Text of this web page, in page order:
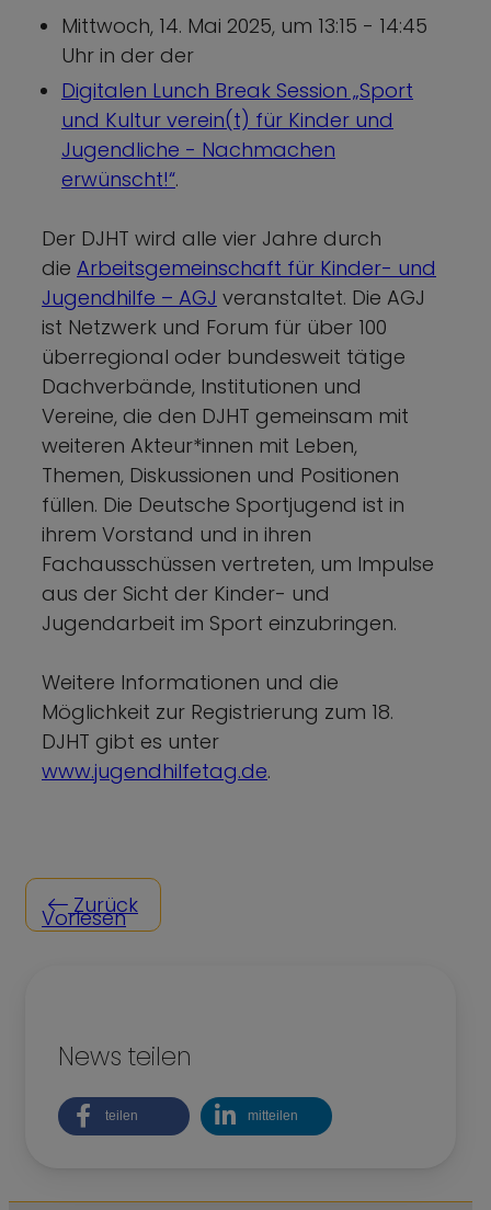
Mittwoch, 14. Mai 2025, um 13:15 - 14:45
Uhr in der der
Digitalen Lunch Break Session „Sport
und Kultur verein(t) für Kinder und
Jugendliche - Nachmachen
erwünscht!“.
Der DJHT wird alle vier Jahre durch
die Arbeitsgemeinschaft für Kinder- und
Jugendhilfe – AGJ veranstaltet. Die AGJ
ist Netzwerk und Forum für über 100
überregional oder bundesweit tätige
Dachverbände, Institutionen und
Vereine, die den DJHT gemeinsam mit
weiteren Akteur*innen mit Leben,
Themen, Diskussionen und Positionen
füllen. Die Deutsche Sportjugend ist in
ihrem Vorstand und in ihren
Fachausschüssen vertreten, um Impulse
aus der Sicht der Kinder- und
Jugendarbeit im Sport einzubringen.
Weitere Informationen und die
Möglichkeit zur Registrierung zum 18.
DJHT gibt es unter
www.jugendhilfetag.de.
Zurück
Vorlesen
News teilen
teilen mitteilen